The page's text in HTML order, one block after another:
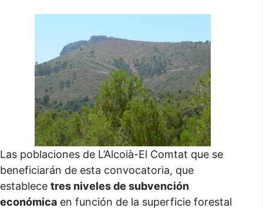
Las poblaciones de L’Alcoià-El Comtat que se
beneficiarán de esta convocatoria, que
establece tres niveles de subvención
económica en función de la superficie forestal